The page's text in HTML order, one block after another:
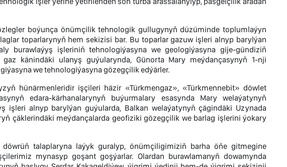
boýunça önümçilik tehnologik gullugynyň düzüminde toplumlaýyn
toparlarynyň hem sekizisi bar. Bu toparlar gazuw işleri alnyp barylýan
burawlaýyş işleriniň tehnologiýasyna we geologiýasyna gije-gündiziň
känindäki ulanyş guýularynda, Günorta Mary meýdançasynyň 1-nji
we tehnologiýasyna gözegçilik edýärler.
hünärmenleridir işçileri häzir «Türkmengaz», «Türkmennebit» döwlet
edara-kärhanalarynyň buýurmalary esasynda Mary welaýatynyň
işleri alnyp barylýan guýularda, Balkan welaýatynyň çägindäki Uzynada
çäklerindäki meýdançalarda geofiziki gözegçilik we barlag işlerini ýokary
talaplaryna laýyk guralyp, önümçiligimiziň barha öňe gitmegine
mynasyp goşant goşýarlar. Olardan burawlamanyň dowamynda